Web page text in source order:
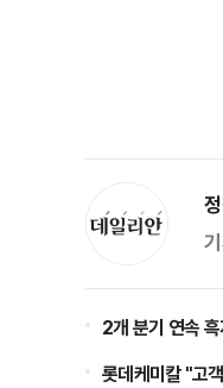
2개 분기 연속
롯데케미칼 "고